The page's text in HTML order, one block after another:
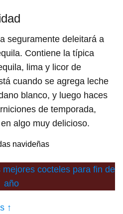
seguramente deleitará a
Contiene la típica
lima y licor de
cuando se agrega leche
blanco, y luego haces
de temporada,
algo muy delicioso.
cocteles para fin de
año
↑